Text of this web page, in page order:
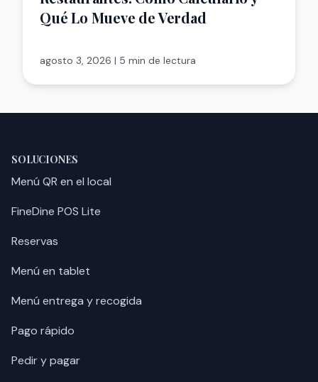
Qué Lo Mueve de Verdad
agosto 3, 2026 | 5 min de lectura
SOLUCIONES
Menú QR en el local
FineDine POS Lite
Reservas
Menú en tablet
Menú entrega y recogida
Pago rápido
Pedir y pagar